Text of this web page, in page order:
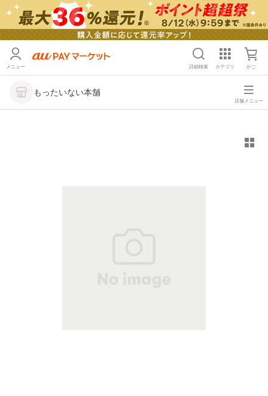
メニュー 詳細検索 カテゴリ かご
もったいない本舗
店舗メニュー